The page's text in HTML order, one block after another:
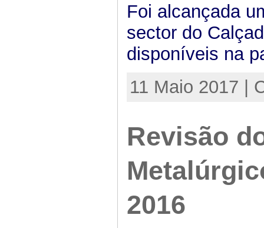
Foi alcançada
sector do
disponíveis na
11 Maio 2017 |
Revisão
2016